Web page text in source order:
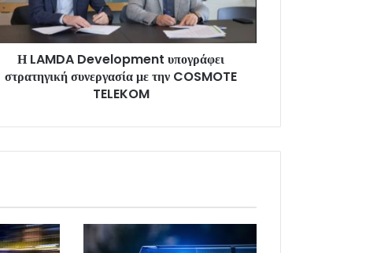
Η LAMDA Development υπογράφει
στρατηγική συνεργασία με την COSMOTE
TELEKOM